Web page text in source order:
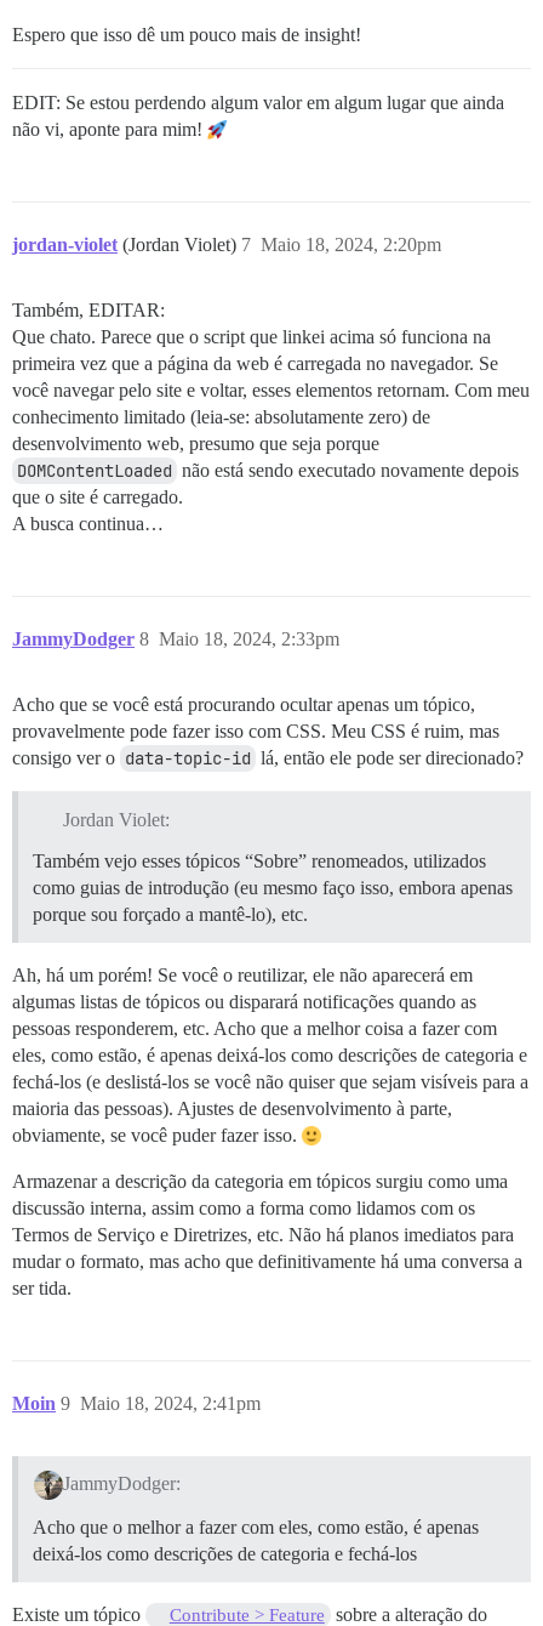
Espero que isso dê um pouco mais de insight!
EDIT: Se estou perdendo algum valor em algum lugar que ainda
não vi, aponte para mim!
jordan-violet (Jordan Violet) Maio 18, 2024, 2:20pm
7
Também, EDITAR:
Que chato. Parece que o script que linkei acima só funciona na
primeira vez que a página da web é carregada no navegador. Se
você navegar pelo site e voltar, esses elementos retornam. Com meu
conhecimento limitado (leia-se: absolutamente zero) de
desenvolvimento web, presumo que seja porque
DOMContentLoaded não está sendo executado novamente depois
que o site é carregado.
A busca continua…
JammyDodger Maio 18, 2024, 2:33pm
8
Acho que se você está procurando ocultar apenas um tópico,
provavelmente pode fazer isso com CSS. Meu CSS é ruim, mas
consigo ver o data-topic-id lá, então ele pode ser direcionado?
Jordan Violet:
Também vejo esses tópicos “Sobre” renomeados, utilizados
como guias de introdução (eu mesmo faço isso, embora apenas
porque sou forçado a mantê-lo), etc.
Ah, há um porém! Se você o reutilizar, ele não aparecerá em
algumas listas de tópicos ou disparará notificações quando as
pessoas responderem, etc. Acho que a melhor coisa a fazer com
eles, como estão, é apenas deixá-los como descrições de categoria e
fechá-los (e deslistá-los se você não quiser que sejam visíveis para a
maioria das pessoas). Ajustes de desenvolvimento à parte,
obviamente, se você puder fazer isso.
Armazenar a descrição da categoria em tópicos surgiu como uma
discussão interna, assim como a forma como lidamos com os
Termos de Serviço e Diretrizes, etc. Não há planos imediatos para
mudar o formato, mas acho que definitivamente há uma conversa a
ser tida.
Moin Maio 18, 2024, 2:41pm
9
JammyDodger:
Acho que o melhor a fazer com eles, como estão, é apenas
deixá-los como descrições de categoria e fechá-los
Existe um tópico Contribute > Feature
sobre a alteração do